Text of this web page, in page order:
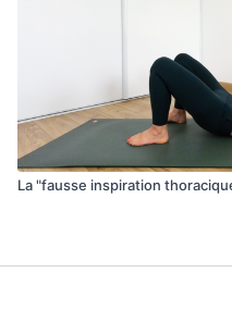
La "fausse inspiration